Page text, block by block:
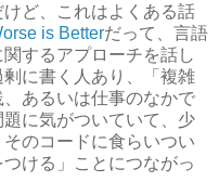
ど、これはよくある話
is Betterだって、言語
するアプローチを話し
に書く人あり、「複雑
あるいは仕事のなかで
に気がついていて、少
のコードに食らいつい
ける」ことにつながっ